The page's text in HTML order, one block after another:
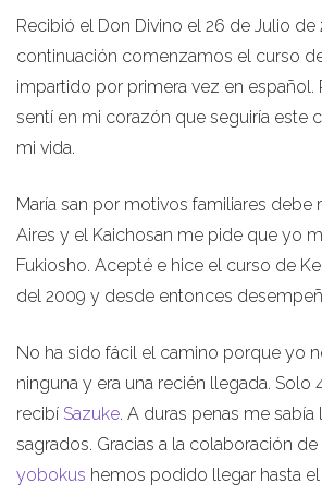
Recibió el Don Divino el 26 de Julio de
continuación comenzamos el curso
impartido por primera vez en español.
sentí en mi corazón que seguiría este
mi vida.
María san por motivos familiares debe
Aires y el Kaichosan me pide que yo
Fukiosho. Acepté e hice el curso de
del 2009 y desde entonces
No ha sido fácil el camino porque yo
ninguna y era una recién llegada. Solo
recibí Sazuke. A duras penas me sabía
sagrados. Gracias a la colaboración
yobokus hemos podido llegar hasta